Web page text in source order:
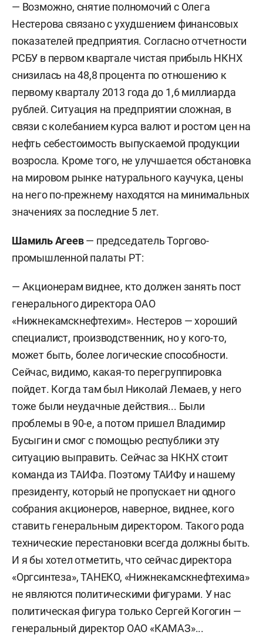
— Возможно, снятие полномочий с Олега
Нестерова связано с ухудшением финансовых
показателей предприятия. Согласно отчетности
РСБУ в первом квартале чистая прибыль НКНХ
снизилась на 48,8 процента по отношению к
первому кварталу 2013 года до 1,6 миллиарда
рублей. Ситуация на предприятии сложная, в
связи с колебанием курса валют и ростом цен на
нефть себестоимость выпускаемой продукции
возросла. Кроме того, не улучшается обстановка
на мировом рынке натурального каучука, цены
на него по-прежнему находятся на минимальных
значениях за последние 5 лет.
Шамиль Агеев— председатель Торгово-
промышленной палаты РТ:
— Акционерам виднее, кто должен занять пост
генерального директора ОАО
«Нижнекамскнефтехим». Нестеров — хороший
специалист, производственник, но у кого-то,
может быть, более логические способности.
Сейчас, видимо, какая-то перегруппировка
пойдет. Когда там был Николай Лемаев, у него
тоже были неудачные действия... Были
проблемы в 90-е, а потом пришел Владимир
Бусыгин и смог с помощью республики эту
ситуацию выправить. Сейчас за НКНХ стоит
команда из ТАИФа. Поэтому ТАИФу и нашему
президенту, который не пропускает ни одного
собрания акционеров, наверное, виднее, кого
ставить генеральным директором. Такого рода
технические перестановки всегда должны быть.
И я бы хотел отметить, что сейчас директора
«Оргсинтеза», ТАНЕКО, «Нижнекамскнефтехима»
не являются политическими фигурами. У нас
политическая фигура только Сергей Когогин —
генеральный директор ОАО «КАМАЗ»...